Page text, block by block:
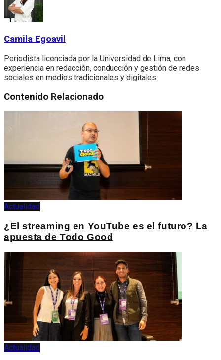
Camila Egoavil
Periodista licenciada por la Universidad de Lima, con
experiencia en redacción, conducción y gestión de redes
sociales en medios tradicionales y digitales.
Contenido Relacionado
Actualidad
¿El streaming en YouTube es el futuro? La
apuesta de Todo Good
Actualidad